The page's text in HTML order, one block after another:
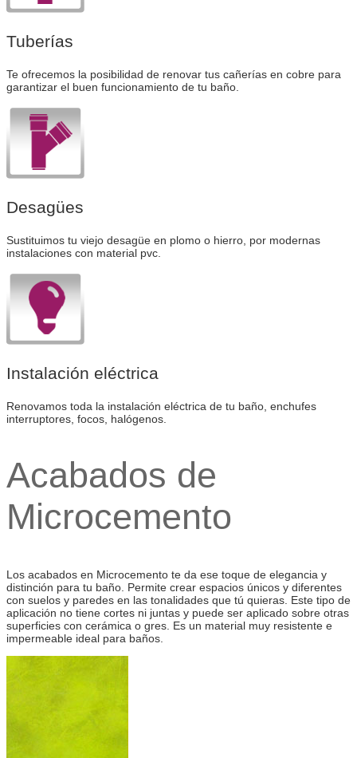
Tuberías
Te ofrecemos la posibilidad de renovar tus cañerías en cobre para
garantizar el buen funcionamiento de tu baño.
Desagües
Sustituimos tu viejo desagüe en plomo o hierro, por modernas
instalaciones con material pvc.
Instalación eléctrica
Renovamos toda la instalación eléctrica de tu baño, enchufes
interruptores, focos, halógenos.
Acabados de
Microcemento
Los acabados en Microcemento te da ese toque de elegancia y
distinción para tu baño. Permite crear espacios únicos y diferentes
con suelos y paredes en las tonalidades que tú quieras. Este tipo de
aplicación no tiene cortes ni juntas y puede ser aplicado sobre otras
superficies con cerámica o gres. Es un material muy resistente e
impermeable ideal para baños.